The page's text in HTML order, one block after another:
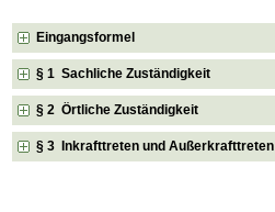
Eingangsformel
§ 1 Sachliche Zuständigkeit
§ 2 Örtliche Zuständigkeit
§ 3 Inkrafttreten und Außerkrafttreten